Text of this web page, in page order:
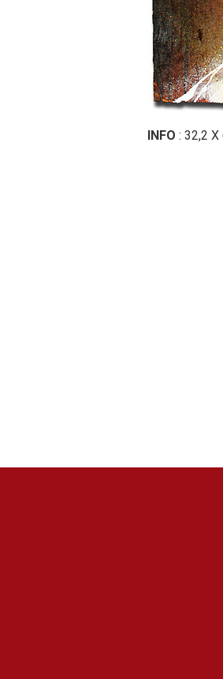
INFO : 32,2 X